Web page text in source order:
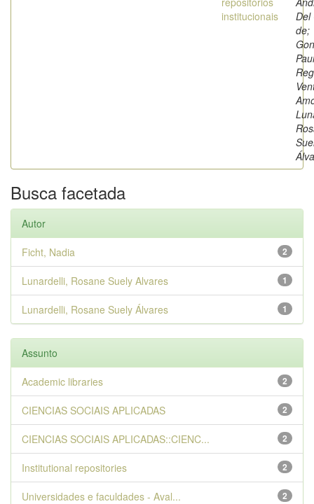
institucionais
Del
de;
Busca facetada
Autor
2
Ficht, Nadia
1
Lunardelli, Rosane Suely Alvares
1
Lunardelli, Rosane Suely Álvares
Assunto
2
Academic libraries
2
CIENCIAS SOCIAIS APLICADAS
2
CIENCIAS SOCIAIS APLICADAS::CIENC...
2
Institutional repositories
2
Universidades e faculdades - Aval...